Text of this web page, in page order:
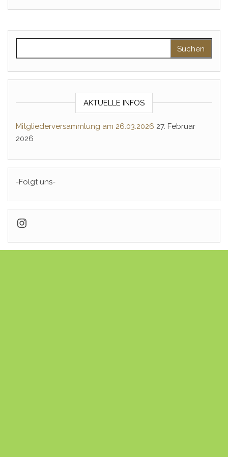
AKTUELLE INFOS
Mitgliederversammlung am 26.03.2026 27. Februar
2026
-Folgt uns-
Spielkreis Nieder-Olm e.V. auf